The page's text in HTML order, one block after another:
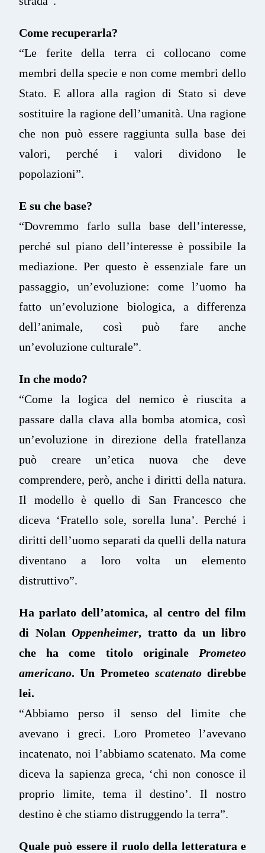
Come recuperarla?
“Le ferite della terra ci collocano come
membri della specie e non come membri dello
Stato. E allora alla ragion di Stato si deve
sostituire la ragione dell’umanità. Una ragione
che non può essere raggiunta sulla base dei
valori, perché i valori dividono le
popolazioni”.
E su che base?
“Dovremmo farlo sulla base dell’interesse,
perché sul piano dell’interesse è possibile la
mediazione. Per questo è essenziale fare un
passaggio, un’evoluzione: come l’uomo ha
fatto un’evoluzione biologica, a differenza
dell’animale, così può fare anche
un’evoluzione culturale”.
In che modo?
“Come la logica del nemico è riuscita a
passare dalla clava alla bomba atomica, così
un’evoluzione in direzione della fratellanza
può creare un’etica nuova che deve
comprendere, però, anche i diritti della natura.
Il modello è quello di San Francesco che
diceva ‘Fratello sole, sorella luna’. Perché i
diritti dell’uomo separati da quelli della natura
diventano a loro volta un elemento
distruttivo”.
Ha parlato dell’atomica, al centro del film
di Nolan Oppenheimer, tratto da un libro
che ha come titolo originale
Prometeo
americano. Un Prometeo scatenato direbbe
lei.
“Abbiamo perso il senso del limite che
avevano i greci. Loro Prometeo l’avevano
incatenato, noi l’abbiamo scatenato. Ma come
diceva la sapienza greca, ‘chi non conosce il
proprio limite, tema il destino’. Il nostro
destino è che stiamo distruggendo la terra”.
Quale può essere il ruolo della letteratura e